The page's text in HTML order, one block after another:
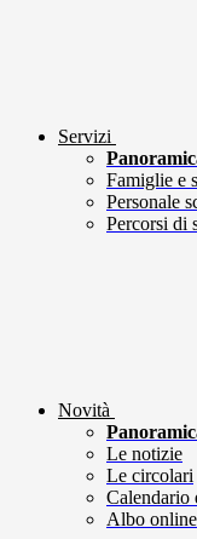
Servizi
Famiglie e
Personale
Percorsi di
Novità
Le notizie
Le circolari
Calendario
Albo online